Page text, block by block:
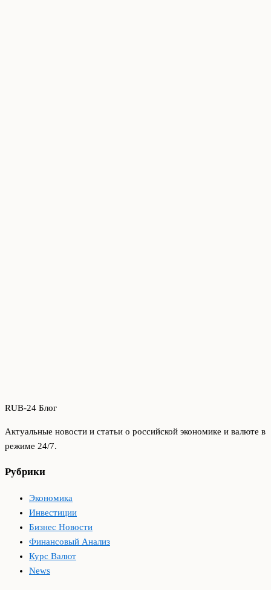
RUB-24 Блог
Актуальные новости и статьи о российской экономике и валюте в
режиме 24/7.
Рубрики
Экономика
Инвестиции
Бизнес Новости
Финансовый Анализ
Курс Валют
News